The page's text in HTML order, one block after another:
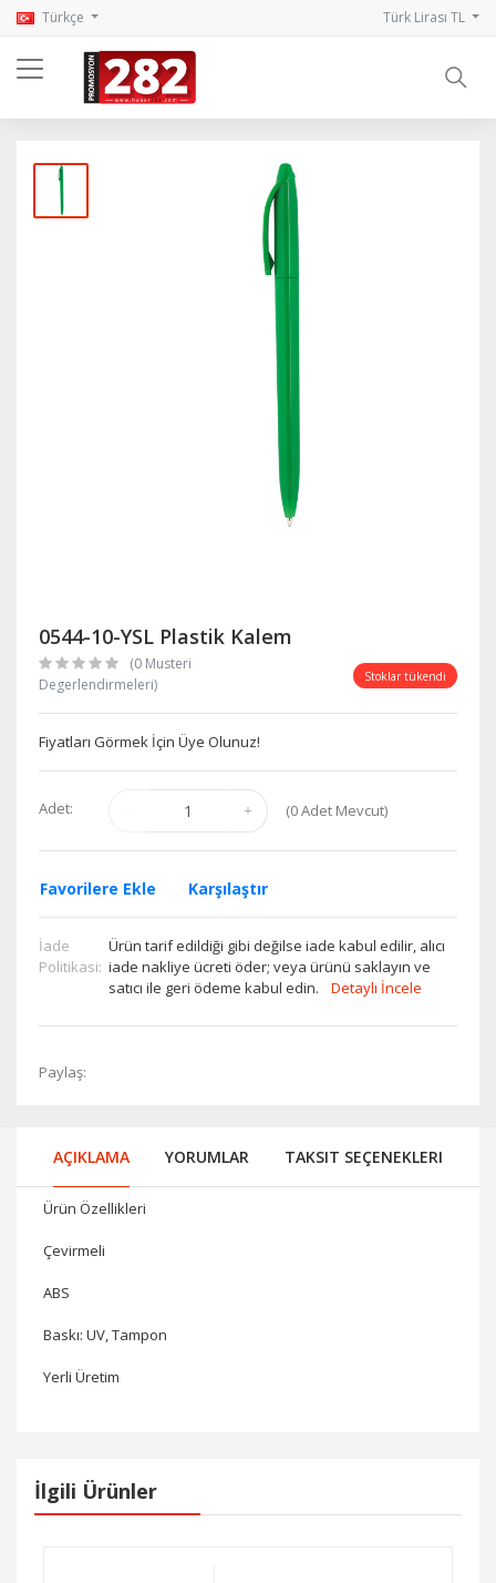
Türkçe Türk Lirası TL
0544-10-YSL Plastik Kalem
(0 Musteri
Degerlendirmeleri)
Stoklar tükendi
Fiyatları Görmek İçin Üye Olunuz!
Adet: (0Adet Mevcut)
Favorilere Ekle Karşılaştır
İade
Politikasi:
Ürün tarif edildiği gibi değilse iade kabul edilir, alıcı
iade nakliye ücreti öder; veya ürünü saklayın ve
satıcı ile geri ödeme kabul edin.
Detaylı İncele
Paylaş:
AÇIKLAMA YORUMLAR TAKSIT SEÇENEKLERI
Ürün Özellikleri
Çevirmeli
ABS
Baskı: UV, Tampon
Yerli Üretim
İlgili Ürünler